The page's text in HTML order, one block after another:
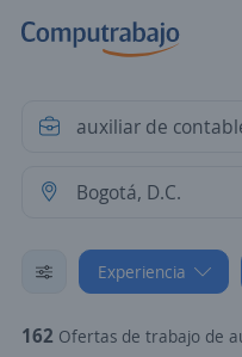
Experiencia
162 Ofertas de trabajo de auxiliar de contable sin